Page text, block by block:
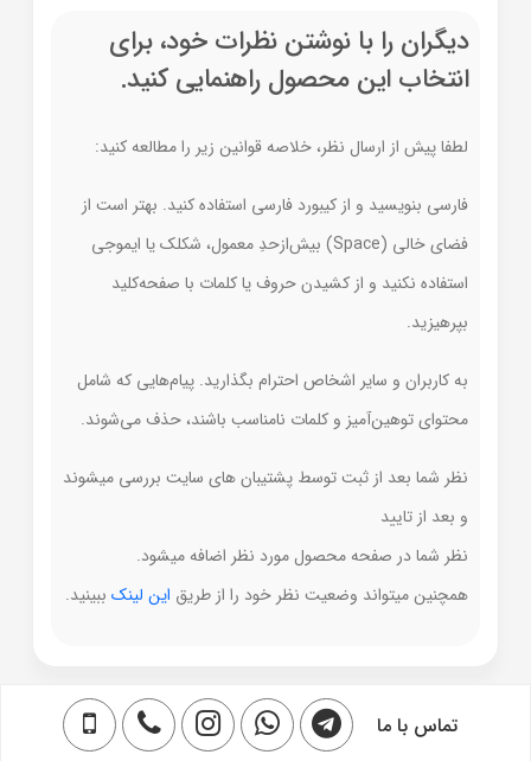
دیگران را با نوشتن نظرات خود، برای
انتخاب این محصول راهنمایی کنید.
لطفا پیش از ارسال نظر، خلاصه قوانین زیر را مطالعه کنید:
فارسی بنویسید و از کیبورد فارسی استفاده کنید. بهتر است از
فضای خالی (Space) بیش‌از‌حدِ معمول، شکلک یا ایموجی
استفاده نکنید و از کشیدن حروف یا کلمات با صفحه‌کلید
بپرهیزید.
به کاربران و سایر اشخاص احترام بگذارید. پیام‌هایی که شامل
محتوای توهین‌آمیز و کلمات نامناسب باشند، حذف می‌شوند.
نظر شما بعد از ثبت توسط پشتیبان های سایت بررسی میشوند
و بعد از تایید
نظر شما در صفحه محصول مورد نظر اضافه میشود.
همچنین میتواند وضعیت نظر خود را از طریق این لینک ببینید.
تماس با ما